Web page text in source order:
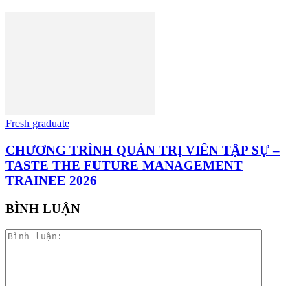
Fresh graduate
CHƯƠNG TRÌNH QUẢN TRỊ VIÊN TẬP SỰ –
TASTE THE FUTURE MANAGEMENT
TRAINEE 2026
BÌNH LUẬN